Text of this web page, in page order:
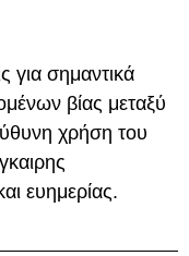
για σημαντικά
βίας μεταξύ
χρήση του
ευημερίας.